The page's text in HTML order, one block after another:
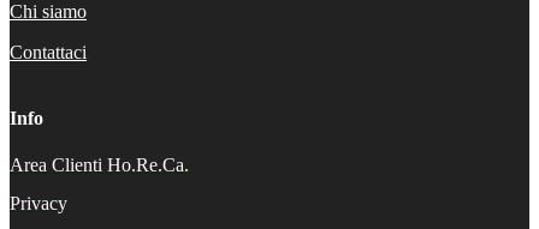
Chi siamo
Contattaci
Info
Area Clienti Ho.Re.Ca.
Privacy